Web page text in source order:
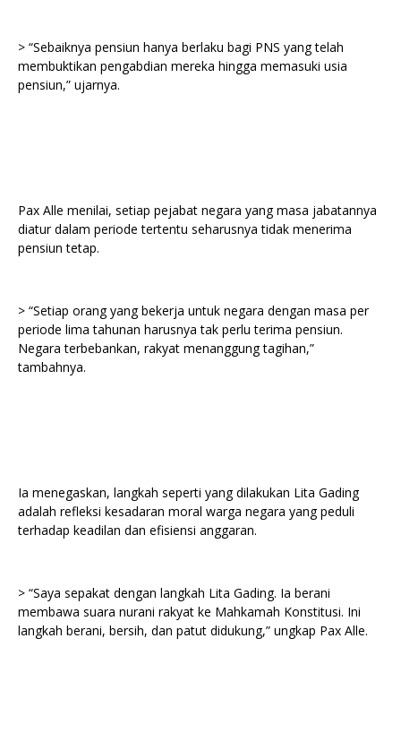
> “Sebaiknya pensiun hanya berlaku bagi PNS yang telah
membuktikan pengabdian mereka hingga memasuki usia
pensiun,” ujarnya.
Pax Alle menilai, setiap pejabat negara yang masa jabatannya
diatur dalam periode tertentu seharusnya tidak menerima
pensiun tetap.
> “Setiap orang yang bekerja untuk negara dengan masa per
periode lima tahunan harusnya tak perlu terima pensiun.
Negara terbebankan, rakyat menanggung tagihan,”
tambahnya.
Ia menegaskan, langkah seperti yang dilakukan Lita Gading
adalah refleksi kesadaran moral warga negara yang peduli
terhadap keadilan dan efisiensi anggaran.
> “Saya sepakat dengan langkah Lita Gading. Ia berani
membawa suara nurani rakyat ke Mahkamah Konstitusi. Ini
langkah berani, bersih, dan patut didukung,” ungkap Pax Alle.